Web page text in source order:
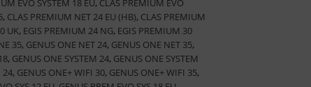
, CLAS PREMIUM NET 24 EU (HB), CLAS PREMIUM
UK, EGIS PREMIUM 24 NG, EGIS PREMIUM 30
35, GENUS ONE NET 24, GENUS ONE NET 35,
, GENUS ONE SYSTEM 24, GENUS ONE SYSTEM
24, GENUS ONE+ WIFI 30, GENUS ONE+ WIFI 35,